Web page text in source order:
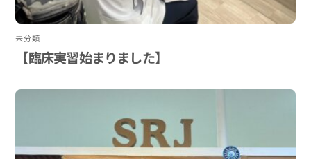
未分類
【臨床実習始まりました】